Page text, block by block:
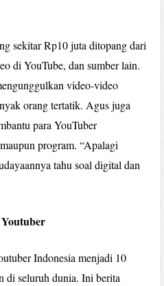
sekitar Rp10 juta ditopang dari
di YouTube, dan sumber lain.
video-video
orang tertatik. Agus juga
para YouTuber
program. “Apalagi
tahu soal digital dan
Indonesia menjadi 10
di seluruh dunia. Ini berita